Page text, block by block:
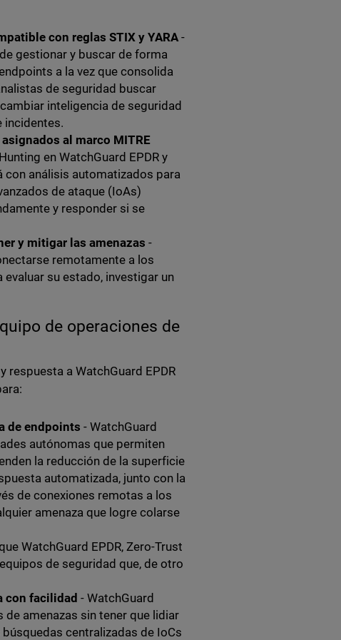
con reglas STIX y YARA-
gestionar y buscar de forma
a la vez que consolida
de seguridad buscar
inteligencia de seguridad
incidentes.
al marco MITRE
en WatchGuard EPDR y
con análisis automatizados para
de ataque (IoAs)
y responder si se
y mitigar las amenazas -
remotamente a los
su estado, investigar un
de operaciones de
respuesta a WatchGuard EPDR
de endpoints - WatchGuard
autónomas que permiten
la reducción de la superficie
automatizada, junto con la
de conexiones remotas a los
amenaza que logre colarse
WatchGuard EPDR, Zero-Trust
de seguridad que, de otro
con facilidad - WatchGuard
amenazas sin tener que lidiar
centralizadas de IoCs